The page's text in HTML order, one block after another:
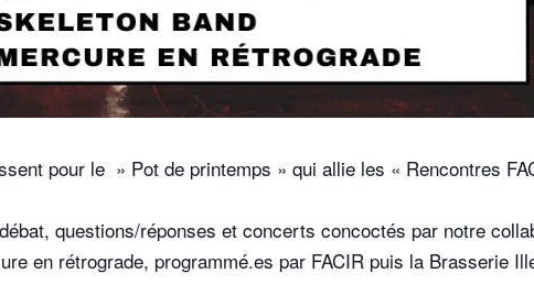
pour le » Pot de printemps » qui allie les « Rencontres
questions/réponses et concerts concoctés par notre
en rétrograde, programmé.es par FACIR puis la Brasserie